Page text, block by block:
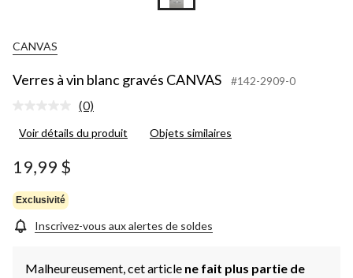
CANVAS
Verres à vin blanc gravés CANVAS #142-2909-0
Aucune
pour
page.
(0)
Voir détails du produit Objets similaires
19,99 $
Exclusivité
Inscrivez-vous aux alertes de soldes
Malheureusement, cet article ne fait plus partie de